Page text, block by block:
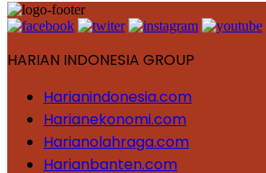
HARIAN INDONESIA GROUP
Harianindonesia.com
Harianekonomi.com
Harianolahraga.com
Harianbanten.com